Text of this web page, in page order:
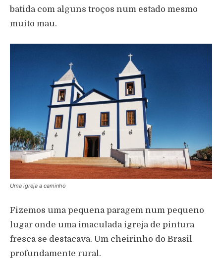
batida com alguns troços num estado mesmo
muito mau.
Uma igreja a caminho
Fizemos uma pequena paragem num pequeno
lugar onde uma imaculada igreja de pintura
fresca se destacava. Um cheirinho do Brasil
profundamente rural.